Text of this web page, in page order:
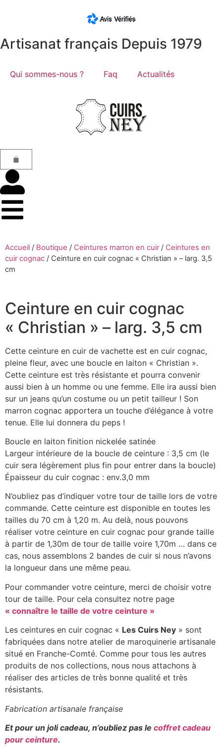
Artisanat français Depuis 1979
Qui sommes-nous ? Faq Actualités
Accueil / Boutique / Ceintures marron en cuir/ Ceintures en
cuir cognac / Ceinture en cuir cognac « Christian » – larg. 3,5
cm
Ceinture en cuir cognac
« Christian » – larg. 3,5 cm
Cette ceinture en cuir de vachette est en cuir cognac,
pleine fleur, avec une boucle en laiton « Christian ».
Cette ceinture est très résistante et pourra convenir
aussi bien à un homme ou une femme. Elle ira aussi bien
sur un jeans qu’un costume ou un petit tailleur ! Son
marron cognac apportera un touche d’élégance à votre
tenue. Elle lui donnera du peps !
Boucle en laiton finition nickelée satinée
Largeur intérieure de la boucle de ceinture : 3,5 cm (le
cuir sera légèrement plus fin pour entrer dans la boucle)
Épaisseur du cuir cognac : env.3,0 mm
N’oubliez pas d’indiquer votre tour de taille lors de votre
commande. Cette ceinture est disponible en toutes les
tailles du 70 cm à 1,20 m. Au delà, nous pouvons
réaliser votre ceinture en cuir cognac pour grande taille
à partir de 1,30m de tour de taille voire 1,70m … dans ce
cas, nous assemblons 2 bandes de cuir si nous n’avons
la longueur dans une même peau.
Pour commander votre ceinture, merci de choisir votre
tour de taille. Pour cela consultez notre page
« connaître le taille de votre ceinture »
Les ceintures en cuir cognac « Les Cuirs Ney » sont
fabriquées dans notre atelier de maroquinerie artisanale
situé en Franche-Comté. Comme pour tous les autres
produits de nos collections, nous nous attachons à
réaliser des articles de très bonne qualité et très
résistants.
Fabrication artisanale française
Et pour un joli cadeau, n’oubliez pas le coffret cadeau
pour ceinture.